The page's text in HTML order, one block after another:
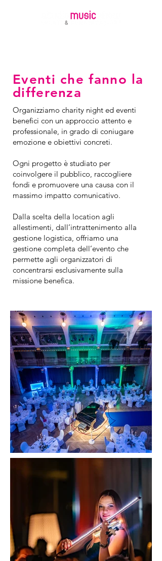
Eventi che fanno la
differenza
Organizziamo charity night ed eventi
benefici con un approccio attento e
professionale, in grado di coniugare
emozione e obiettivi concreti.
Ogni progetto è studiato per
coinvolgere il pubblico, raccogliere
fondi e promuovere una causa con il
massimo impatto comunicativo.
Dalla scelta della location agli
allestimenti, dall’intrattenimento alla
gestione logistica, offriamo una
gestione completa dell’evento che
permette agli organizzatori di
concentrarsi esclusivamente sulla
missione benefica.